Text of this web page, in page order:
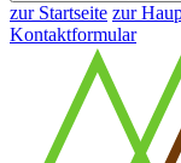
zur Startseite zur
Kontaktformular